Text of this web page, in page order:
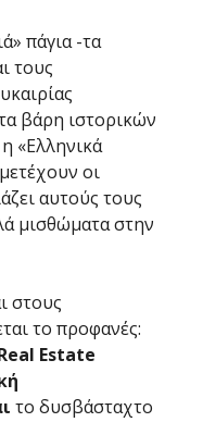
πάγια -τα
τους
βάρη ιστορικών
«Ελληνικά
οι
αυτούς τους
μισθώματα στην
στους
το προφανές:
Estate
το δυσβάσταχτο